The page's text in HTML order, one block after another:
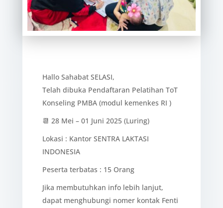
Hallo Sahabat SELASI,
Telah dibuka Pendaftaran Pelatihan ToT
Konseling PMBA (modul kemenkes RI )
📆 28 Mei – 01 Juni 2025 (Luring)
Lokasi : Kantor SENTRA LAKTASI
INDONESIA
Peserta terbatas : 15 Orang
Jika membutuhkan info lebih lanjut,
dapat menghubungi nomer kontak Fenti